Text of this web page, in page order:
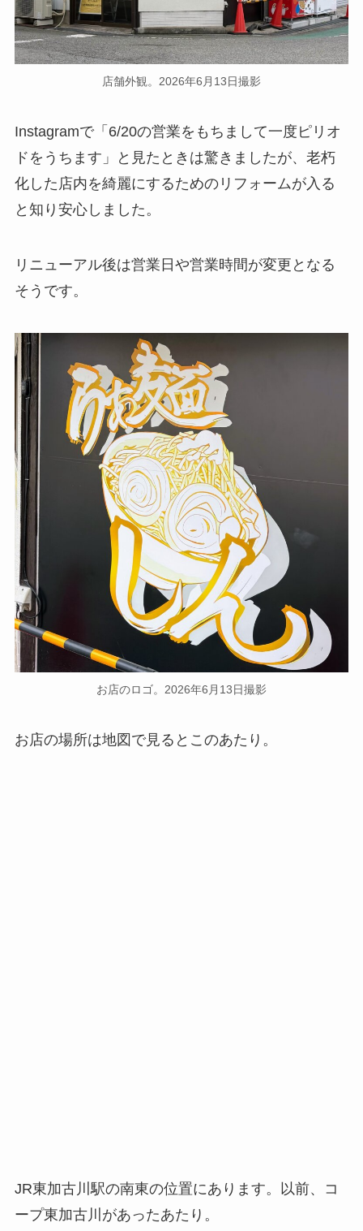
店舗外観。2026年6月13日撮影
Instagramで「6/20の営業をもちまして一度ピリオ
ドをうちます」と見たときは驚きましたが、老朽
化した店内を綺麗にするためのリフォームが入る
と知り安心しました。
リニューアル後は営業日や営業時間が変更となる
そうです。
お店のロゴ。2026年6月13日撮影
お店の場所は地図で見るとこのあたり。
JR東加古川駅の南東の位置にあります。以前、コ
ープ東加古川があったあたり。